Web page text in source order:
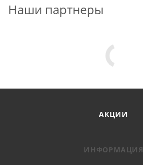
Наши партнеры
АКЦИИ
ИНФОРМАЦИЯ